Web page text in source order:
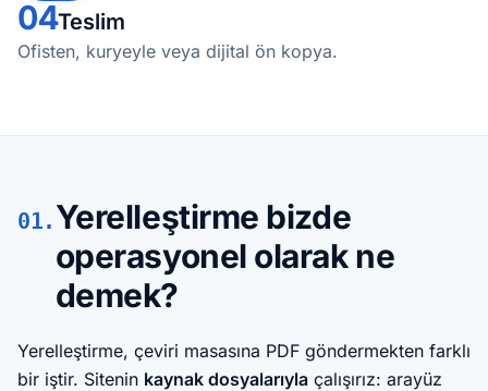
04Teslim
Ofisten, kuryeyle veya dijital ön kopya.
01. Yerelleştirme bizde
operasyonel olarak ne
demek?
Yerelleştirme, çeviri masasına PDF göndermekten farklı
bir iştir. Sitenin kaynak dosyalarıyla çalışırız: arayüz